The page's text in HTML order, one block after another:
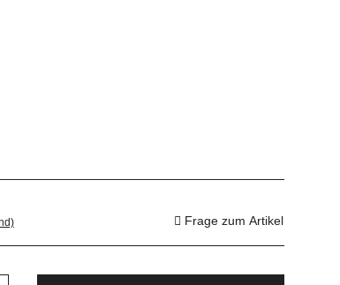
Frage zum Artikel